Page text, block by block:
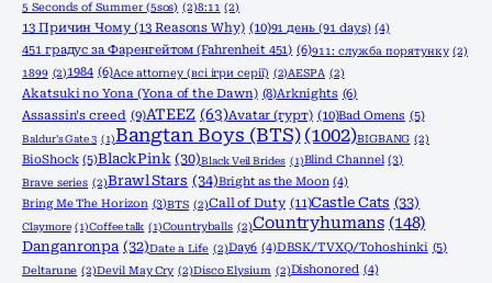
5 Seconds of Summer (5sos) (2)8:11 (2)
13 Причин Чому (13 Reasons Why) (10)91 день (91 days) (4)
451 градус за Фаренгейтом (Fahrenheit 451) (6)911: служба порятунку (2)
1899 (2)1984 (6)Ace attorney (всі ігри серії) (2)AESPA (2)
Akatsuki no Yona (Yona of the Dawn) (8)Arknights (6)
Assassin's creed (9)ATEEZ (63)Avatar (гурт) (10)Bad Omens (5)
Baldur's Gate 3 (1)Bangtan Boys (BTS) (1002)BIGBANG (2)
BioShock (5)BlackPink (30)Black Veil Brides (1)Blind Channel (3)
Brave series (2)Brawl Stars (34)Bright as the Moon (4)
Bring Me The Horizon (3)BTS (2)Call of Duty (11)Castle Cats (33)
Claymore (1)Coffee talk (1)Countryballs (2)Countryhumans (148)
Danganronpa (32)Date a Life (2)Day6 (4)DBSK/TVXQ/Tohoshinki (5)
Deltarune (2)Devil May Cry (2)Disco Elysium (2)Dishonored (4)